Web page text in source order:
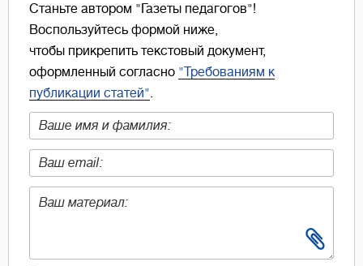
Станьте автором "Газеты педагогов"!
Воспользуйтесь формой ниже,
чтобы прикрепить текстовый документ,
оформленный согласно "Требованиям к
публикации статей".